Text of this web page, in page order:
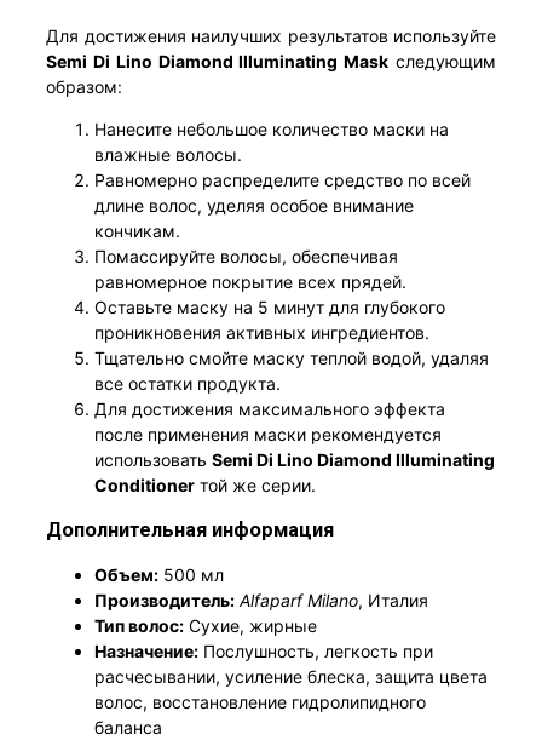
Для достижения наилучших результатов используйте
Semi Di Lino Diamond Illuminating Mask следующим
образом:
Нанесите небольшое количество маски на
влажные волосы.
Равномерно распределите средство по всей
длине волос, уделяя особое внимание
кончикам.
Помассируйте волосы, обеспечивая
равномерное покрытие всех прядей.
Оставьте маску на 5 минут для глубокого
проникновения активных ингредиентов.
Тщательно смойте маску теплой водой, удаляя
все остатки продукта.
Для достижения максимального эффекта
после применения маски рекомендуется
использовать Semi Di Lino Diamond Illuminating
Conditioner той же серии.
Дополнительная информация
Объем: 500 мл
Производитель: Alfaparf Milano, Италия
Тип волос: Сухие, жирные
Назначение: Послушность, легкость при
расчесывании, усиление блеска, защита цвета
волос, восстановление гидролипидного
баланса